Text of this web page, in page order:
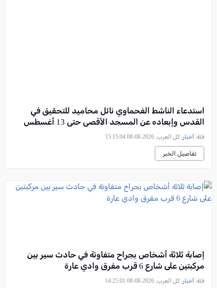
استدعاء الناشط الفحماوي نائل محاميد للتحقيق في
القدس وإبعاده عن المسجد الأقصى حتى 13 أغسطس
فئة: أخبار , كل العرب, 2026-08-08 15:15:04
تفاصيل الخبر
إصابة ثلاثة أشخاص بجراح متفاوتة في حادث سير بين
مركبتين على شارع 6 قرب مفرق وادي عارة
فئة: أخبار , كل العرب, 2026-08-08 14:25:01